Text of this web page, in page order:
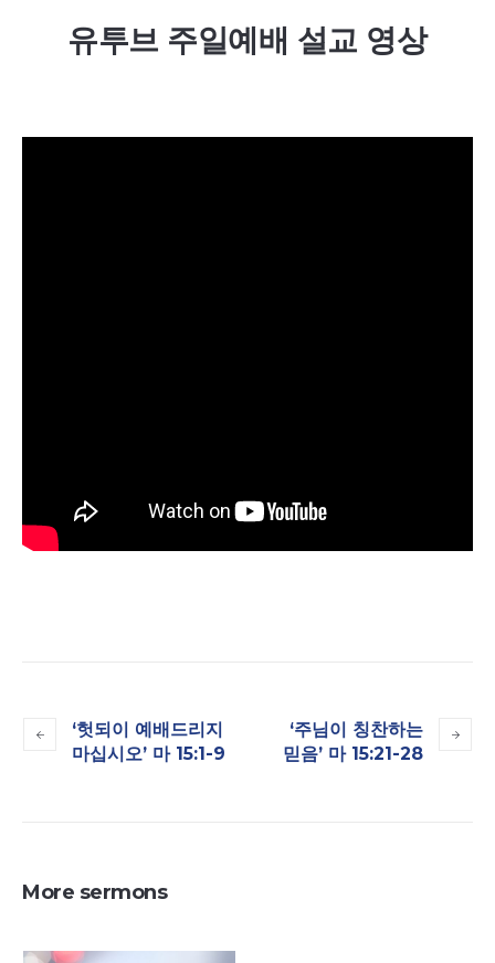
유투브 주일예배 설교 영상
‘헛되이 예배드리지
마십시오’ 마 15:1-9
‘주님이 칭찬하는
믿음’ 마 15:21-28
More sermons